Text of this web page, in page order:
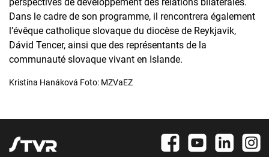
Dans le cadre de son programme, il rencontrera également
l’évêque catholique slovaque du diocèse de Reykjavik,
Dávid Tencer, ainsi que des représentants de la
communauté slovaque vivant en Islande.
Kristína Hanáková Foto: MZVaEZ